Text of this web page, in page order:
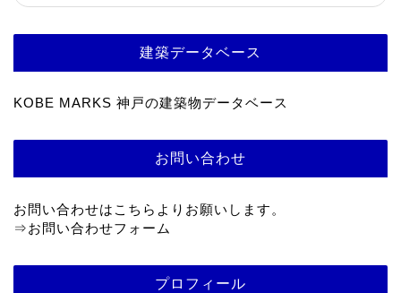
建築データベース
KOBE MARKS 神戸の建築物データベース
お問い合わせ
お問い合わせはこちらよりお願いします。
⇒お問い合わせフォーム
プロフィール